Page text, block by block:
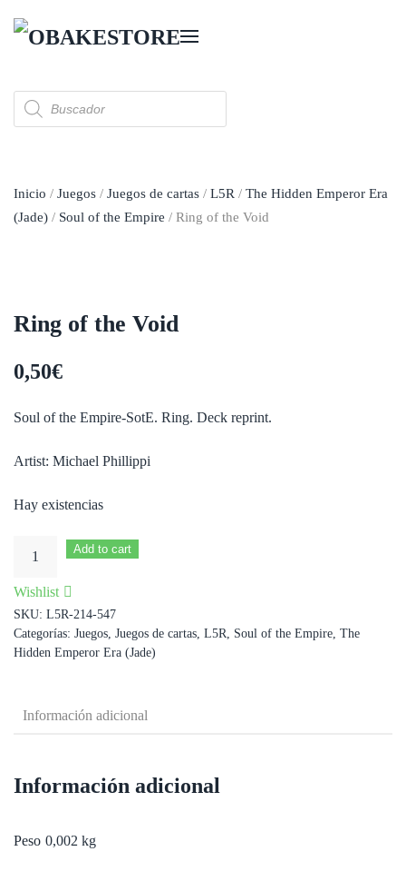
Búsqueda
de
productos
Inicio / Juegos / Juegos de cartas / L5R / The Hidden Emperor Era
(Jade) / Soul of the Empire / Ring of the Void
Ring of the Void
0,50€
Soul of the Empire-SotE. Ring. Deck reprint.
Artist: Michael Phillippi
Hay existencias
the
Void
cantidad
Add to cart
Wishlist
SKU: L5R-214-547
Categorías: Juegos, Juegos de cartas, L5R, Soul of the Empire, The
Hidden Emperor Era (Jade)
Información adicional
Información adicional
Peso 0,002 kg